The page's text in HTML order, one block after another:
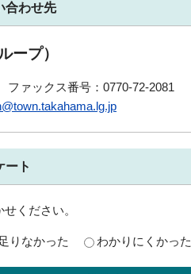
合わせ先
ープ）
ファックス番号：0770-72-2081
ート
ください。
りなかった わかりにくかった